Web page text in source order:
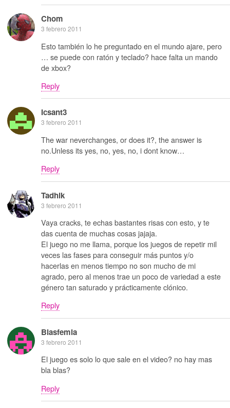
Chom
3 febrero 2011
Esto también lo he preguntado en el mundo ajare, pero
… se puede con ratón y teclado? hace falta un mando
de xbox?
Reply
Icsant3
3 febrero 2011
The war neverchanges, or does it?, the answer is
no.Unless its yes, no, yes, no, i dont know…
Reply
Tadhik
3 febrero 2011
Vaya cracks, te echas bastantes risas con esto, y te
das cuenta de muchas cosas jajaja.
El juego no me llama, porque los juegos de repetir mil
veces las fases para conseguir más puntos y/o
hacerlas en menos tiempo no son mucho de mi
agrado, pero al menos trae un poco de variedad a este
género tan saturado y prácticamente clónico.
Reply
Blasfemia
3 febrero 2011
El juego es solo lo que sale en el video? no hay mas
bla blas?
Reply